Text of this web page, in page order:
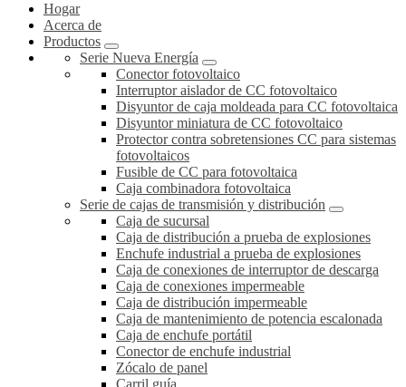
Hogar
Acerca de
Productos
Serie Nueva Energía
Conector fotovoltaico
Interruptor aislador de CC fotovoltaico
Disyuntor de caja moldeada para CC fotovoltaica
Disyuntor miniatura de CC fotovoltaico
Protector contra sobretensiones CC para sistemas
fotovoltaicos
Fusible de CC para fotovoltaica
Caja combinadora fotovoltaica
Serie de cajas de transmisión y distribución
Caja de sucursal
Caja de distribución a prueba de explosiones
Enchufe industrial a prueba de explosiones
Caja de conexiones de interruptor de descarga
Caja de conexiones impermeable
Caja de distribución impermeable
Caja de mantenimiento de potencia escalonada
Caja de enchufe portátil
Conector de enchufe industrial
Zócalo de panel